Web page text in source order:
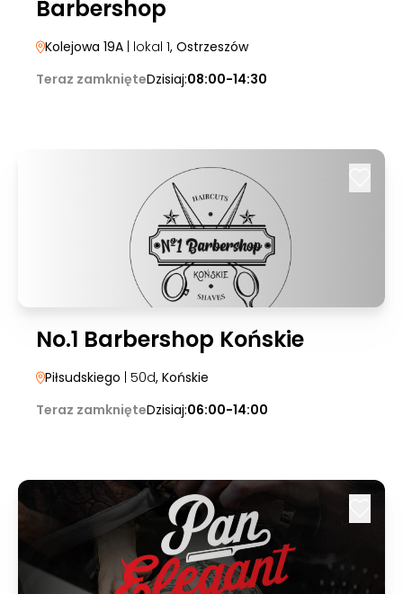
Barbershop
Kolejowa 19A | lokal 1, Ostrzeszów
Teraz zamknięteDzisiaj:08:00-14:30
No.1 Barbershop Końskie
Piłsudskiego | 50d, Końskie
Teraz zamknięteDzisiaj:06:00-14:00